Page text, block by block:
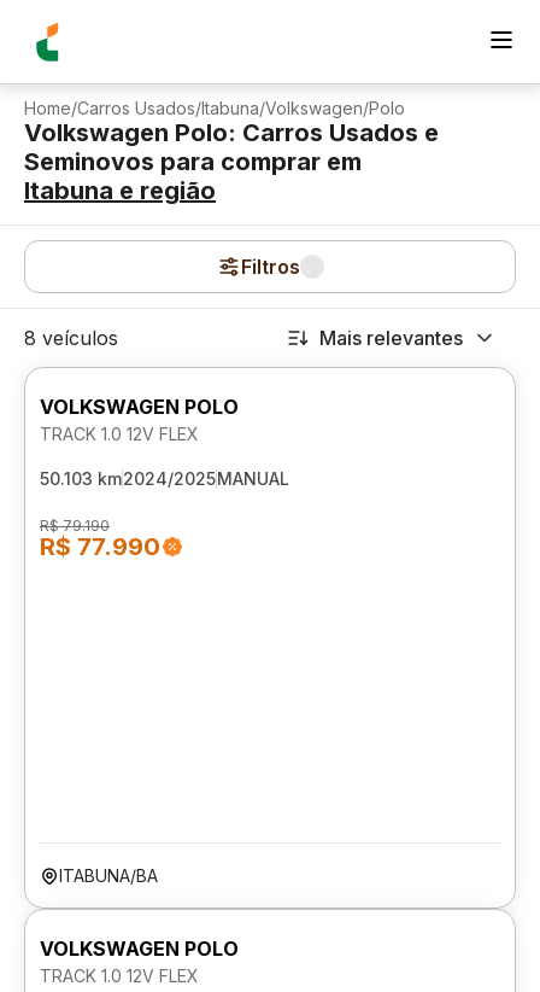
Home/Carros Usados/Itabuna/Volkswagen/Polo
Volkswagen Polo: Carros Usados e
Seminovos para comprar em
Itabuna e região
Filtros
8 veículos Mais relevantes
VOLKSWAGEN POLO
TRACK 1.0 12V FLEX
50.103 km2024/2025MANUAL
R$ 79.190
R$ 77.990
ITABUNA/BA
VOLKSWAGEN POLO
TRACK 1.0 12V FLEX